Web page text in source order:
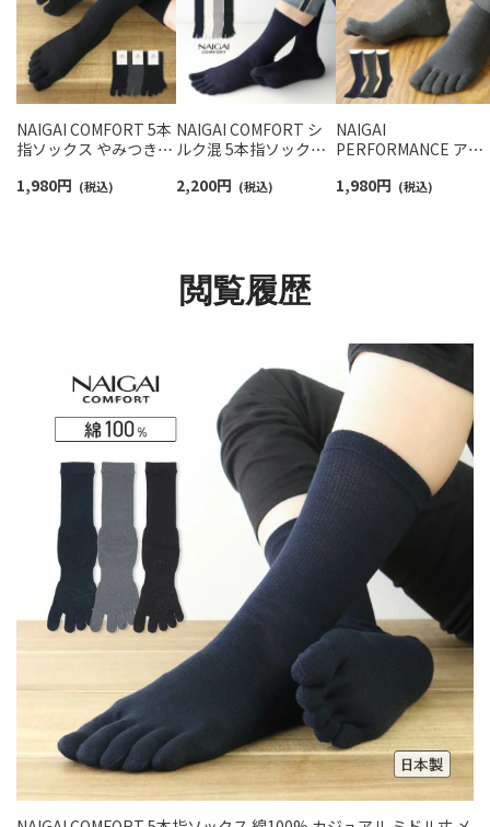
NAIGAI COMFORT 5本
指ソックス やみつきに
レート 綿混 ホールガー
1,980円 (税込)
NAIGAI COMFORT シ
ルク混 5本指ソックス
ールガーメント クルー
2,200円 (税込)
NAIGAI
PERFORMANCE アー
本指 ビジネスソック
1,980円 (税込)
閲覧履歴